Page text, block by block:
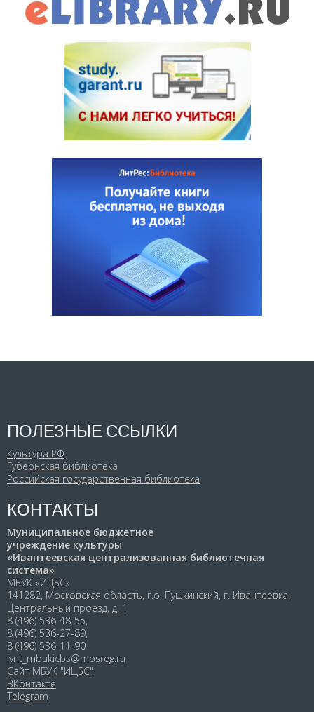
ПОЛЕЗНЫЕ ССЫЛКИ
Культура РФ
Губернская библиотека
Российская государственная библиотека
КОНТАКТЫ
Муниципальное бюджетное
учреждение культуры
«Ивантеевская централизованная библиотечная
система»
МБУК «ИЦБС»
141282, Московская область, г.о. Пушкинский, г. Ивантеевка,
Центральный проезд, д. 1
8 (496) 536-48-55,
8 (496) 536-27-89,
8 (496) 536-11-90
ivnt_mbukicbs@mosreg.ru
Сайт МБУК "ИЦБС"
ВКонтакте
Telegram